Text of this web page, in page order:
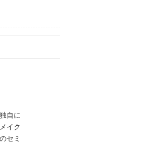
独自に
・メイク
セミ